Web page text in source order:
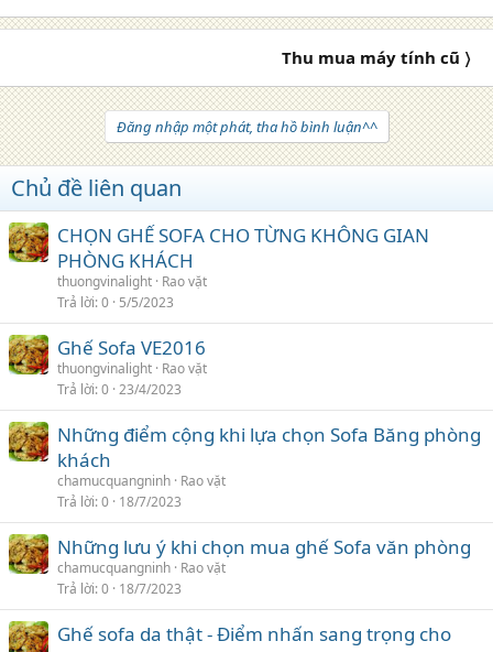
Thu mua máy tính cũ 〉
Đăng nhập một phát, tha hồ bình luận^^
Chủ đề liên quan
CHỌN GHẾ SOFA CHO TỪNG KHÔNG GIAN
PHÒNG KHÁCH
thuongvinalight Rao vặt
Trả lời 0 5/5/2023
Ghế Sofa VE2016
thuongvinalight Rao vặt
Trả lời 0 23/4/2023
Những điểm cộng khi lựa chọn Sofa Băng phòng
khách
chamucquangninh Rao vặt
Trả lời 0 18/7/2023
Những lưu ý khi chọn mua ghế Sofa văn phòng
chamucquangninh Rao vặt
Trả lời 0 18/7/2023
Ghế sofa da thật - Điểm nhấn sang trọng cho